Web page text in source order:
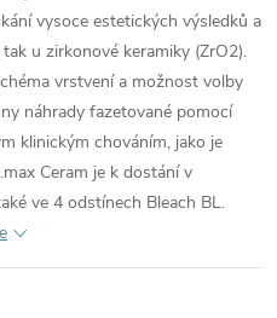
vysoce estetických výsledků a
u zirkonové keramiky (ZrO2).
vrstvení a možnost volby
náhrady fazetované pomocí
klinickým chováním, jako je
Ceram je k dostání v
ve 4 odstínech Bleach BL.